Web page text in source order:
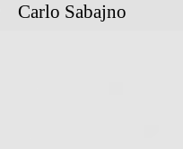
Carlo Sabajno